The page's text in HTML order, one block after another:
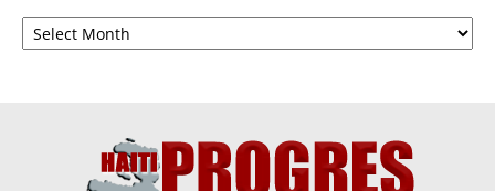
Archives